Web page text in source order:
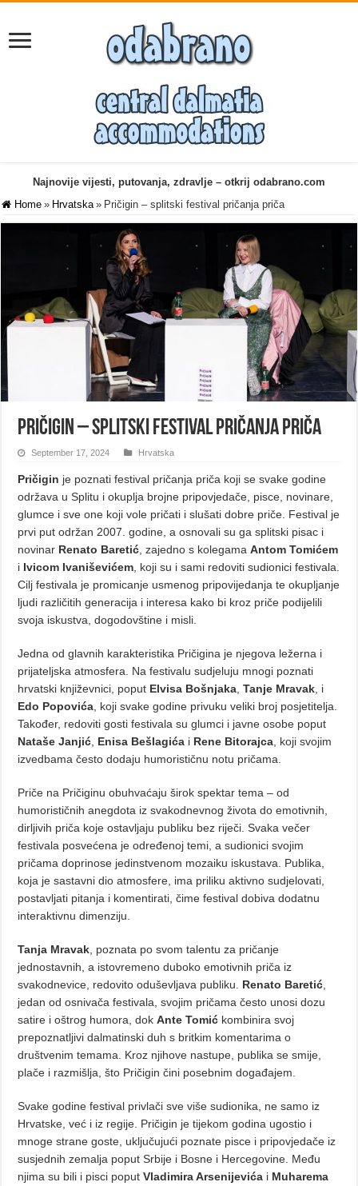
Najnovije vijesti, putovanja, zdravlje – otkrij odabrano.com
Home » Hrvatska » Pričigin – splitski festival pričanja priča
Pričigin – splitski festival pričanja priča
September 17, 2024 Hrvatska
Pričigin je poznati festival pričanja priča koji se svake godine
održava u Splitu i okuplja brojne pripovjedače, pisce, novinare,
glumce i sve one koji vole pričati i slušati dobre priče. Festival je
prvi put održan 2007. godine, a osnovali su ga splitski pisac i
novinar Renato Baretić , zajedno s kolegamaAntom Tomićem
i Ivicom Ivaniševićem , koji su i sami redoviti sudionici festivala.
Cilj festivala je promicanje usmenog pripovijedanja te okupljanje
ljudi različitih generacija i interesa kako bi kroz priče podijelili
svoja iskustva, dogodovštine i misli.
Jedna od glavnih karakteristika Pričigina je njegova ležerna i
prijateljska atmosfera. Na festivalu sudjeluju mnogi poznati
hrvatski književnici, poput Elvisa Bošnjaka ,Tanje Mravak , i
Edo Popovića , koji svake godine privuku veliki broj posjetitelja.
Također, redoviti gosti festivala su glumci i javne osobe poput
Nataše Janjić Enisa Bešlagića i Rene Bitorajca , koji svojim
izvedbama često dodaju humorističnu notu pričama.
Priče na Pričiginu obuhvaćaju širok spektar tema – od
humorističnih anegdota iz svakodnevnog života do emotivnih,
dirljivih priča koje ostavljaju publiku bez riječi. Svaka večer
festivala posvećena je određenoj temi, a sudionici svojim
pričama doprinose jedinstvenom mozaiku iskustava. Publika,
koja je sastavni dio atmosfere, ima priliku aktivno sudjelovati,
postavljati pitanja i komentirati, čime festival dobiva dodatnu
interaktivnu dimenziju.
Tanja Mravak , poznata po svom talentu za pričanje
jednostavnih, a istovremeno duboko emotivnih priča iz
svakodnevice, redovito oduševljava publiku. Renato Baretić
jedan od osnivača festivala, svojim pričama često unosi dozu
satire i oštrog humora, dokAnte Tomić kombinira svoj
prepoznatljivi dalmatinski duh s britkim komentarima o
društvenim temama. Kroz njihove nastupe, publika se smije,
plače i razmišlja, što Pričigin čini posebnim događajem.
Svake godine festival privlači sve više sudionika, ne samo iz
Hrvatske, već i iz regije. Pričigin je tijekom godina ugostio i
mnoge strane goste, uključujući poznate pisce i pripovjedače iz
susjednih zemalja poput Srbije i Bosne i Hercegovine. Među
njima su bili i pisci poputVladimira Arsenijevića i Muharema